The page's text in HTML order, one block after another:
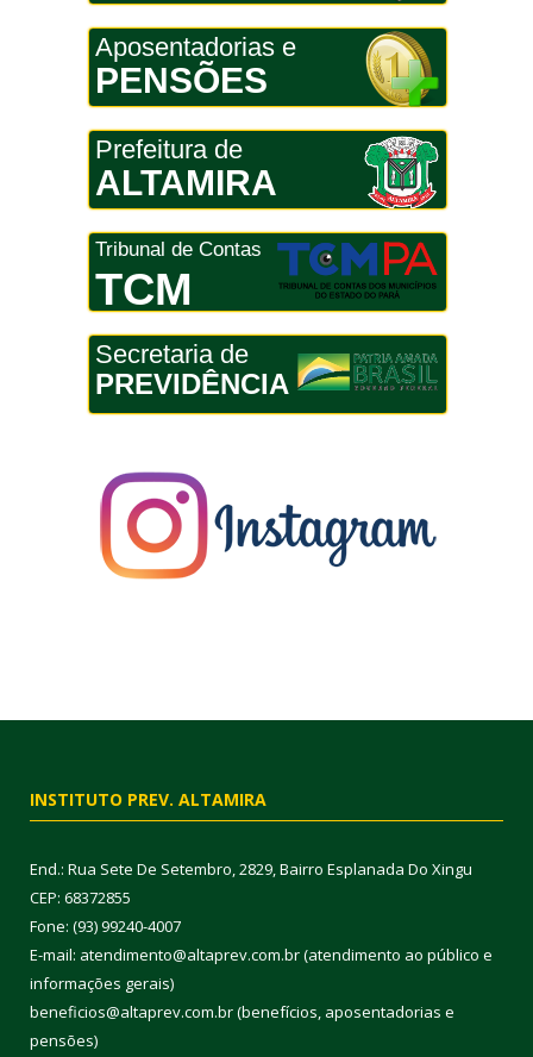
Aposentadorias e
PENSÕES
Prefeitura de
ALTAMIRA
Tribunal de Contas
TCM
Secretaria de
PREVIDÊNCIA
INSTITUTO PREV. ALTAMIRA
End.: Rua Sete De Setembro, 2829, Bairro Esplanada Do Xingu
CEP: 68372855
Fone: (93) 99240-4007
E-mail: atendimento@altaprev.com.br (atendimento ao público e
informações gerais)
beneficios@altaprev.com.br (benefícios, aposentadorias e
pensões)